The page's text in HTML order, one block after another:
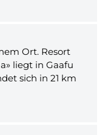
Ort. Resort
liegt in Gaafu
sich in 21 km